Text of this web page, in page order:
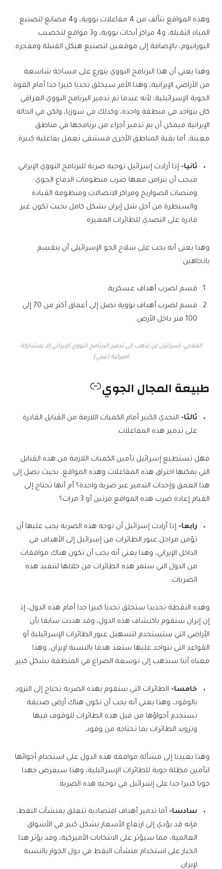
وهذه المواقع تتألف من 4 مفاعلات نووية، و4 مصانع لتصنيع
المياه الثقيلة، و4 مراكز أبحاث نووية، و3 مواقع لتخصيب
اليورانيوم، بالإضافة إلى موقعين لتصنيع هيكل القنبلة ومفجره.
وهذا يعني أن هذا البرنامج النووي يتوزع على مساحة شاسعة
من الأراضي الإيرانية، وهذا الأمر سيخلق تحديا كبيرا جدا أمام القوة
الجوية الإسرائيلية، لأنه عندما تم تدمير البرنامج النووي العراقي
كان يتواجد في منطقة واحدة، وكذلك في سوريا، ولكن في الحالة
الإيرانية فيمكن أن يم تدمير أجزاء من برنامجها في مناطق
معينة، أما بقية المناطق الأخرى فستبقى تعمل بفاعلية كبيرة.
ثانيا- إذا أرادت إسرائيل توجيه ضربة للبرنامج النووي الإيراني
فيجب أن يتزامن معها ضرب منظومات الدفاع الجوي
ومنصات الصواريخ ومراكز الاتصالات ومنظومة القيادة
والسيطرة من أجل شل إيران بشكل كامل بحيث تكون غير
قادرة على التصدي للطائرات المغيرة.
وهذا يعني أنه يجب على سلاح الجو الإسرائيلي أن ينقسم
باتجاهين:
قسم لضرب أهداف عسكرية.
قسم لضرب أهداف نووية تصل إلى أعماق أكثر من 70 إلى
100 متر داخل الأرض.
الفلاحي: إسرائيل لن تذهب إلى تدمير البرنامج النووي الإيراني إلا بمشاركة
أميركية (غيتي)
طبيعة المجال الجوي
ثالثا- التحدي الكبير أمام الكميات اللازمة من القنابل القادرة
على تدمير هذه المفاعلات.
فهل تستطيع إسرائيل تأمين الكميات اللازمة من هذه القنابل
التي يمكنها اختراق هذه المفاعلات وهذه المواقع، بحيث تصل إلى
هذا العمق وإحداث التدمير عبر ضربة واحدة؟ أم أنها تحتاج إلى
القيام إعادة ضرب هذه المواقع مرتين أو 3 مرات؟
رابعا- إذا أرادت إسرائيل أن توجه هذه الضربة يجب عليها أن
تؤمن مراحل عبور الطائرات من إسرائيل إلى الأهداف في
الداخل الإيراني، وهذا يعني أنه يجب أن تكون هناك موافقات
من الدول التي ستمر هذه الطائرات من خلالها لتنفيذ هذه
الضربات.
وهذه النقطة تحديدا ستخلق تحديا كبيرا جدا أمام هذه الدول، إذ
إن إيران ستقوم باكتشاف هذه الدول، وقد هددت سابقا بأن
الأراضي التي ستستخدم لتسهيل عبور الطائرات الإسرائيلية أو
القواعد التي تتواجد عليها ستعد هدفا بالنسبة لإيران، وهذا
معناه أننا سنذهب إلى توسعة الصراع في المنطقة بشكل كبير.
خامسا- الطائرات التي ستقوم بهذه الضربة تحتاج إلى التزود
بالوقود، وهذا يعني أنه يجب أن تكون هناك أرض صديقة
تستخدم أجواؤها من قبل هذه الطائرات للوقوف فيها
وتزويد الطائرات بما تحتاجه من وقود.
وهذا يعيدنا إلى مسألة موافقة هذه الدول على استخدام أجوائها
لتأمين مظلة جوية للطائرات الإسرائيلية، وهذا سيفرض جهدا
جويا كبيرا جدا على إسرائيل في توجيه هذه الضربة.
سادسا- أما تدمير أهداف اقتصادية تتعلق بمنشآت النفط،
فإنه قد يؤدي إلى ارتفاع الأسعار بشكل كبير في الأسواق
العالمية، مما سيؤثر على الانتخابات الأميركية، وقد يؤثر هذا
الخيار على استخدام منشآت النفط في دول الجوار بالنسبة
لإيران.